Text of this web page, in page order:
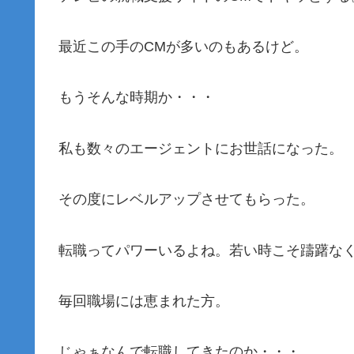
最近この手のCMが多いのもあるけど。
もうそんな時期か・・・
私も数々のエージェントにお世話になった。
その度にレベルアップさせてもらった。
転職ってパワーいるよね。若い時こそ躊躇な
毎回職場には恵まれた方。